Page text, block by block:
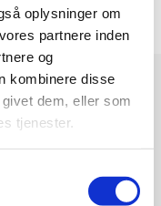
oplysninger om
partnere inden
og
kombinere disse
dem, eller som
tjenester.